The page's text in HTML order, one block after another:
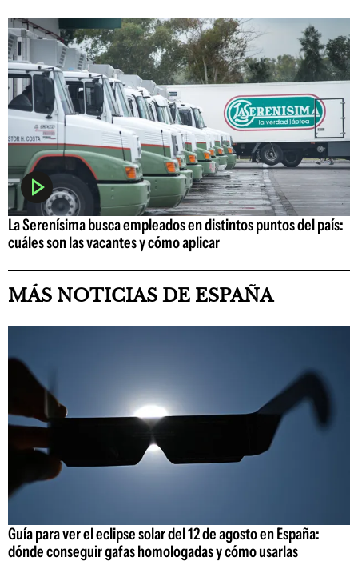
La Serenísima busca empleados en distintos puntos del país:
cuáles son las vacantes y cómo aplicar
MÁS NOTICIAS DE ESPAÑA
Guía para ver el eclipse solar del 12 de agosto en España:
dónde conseguir gafas homologadas y cómo usarlas